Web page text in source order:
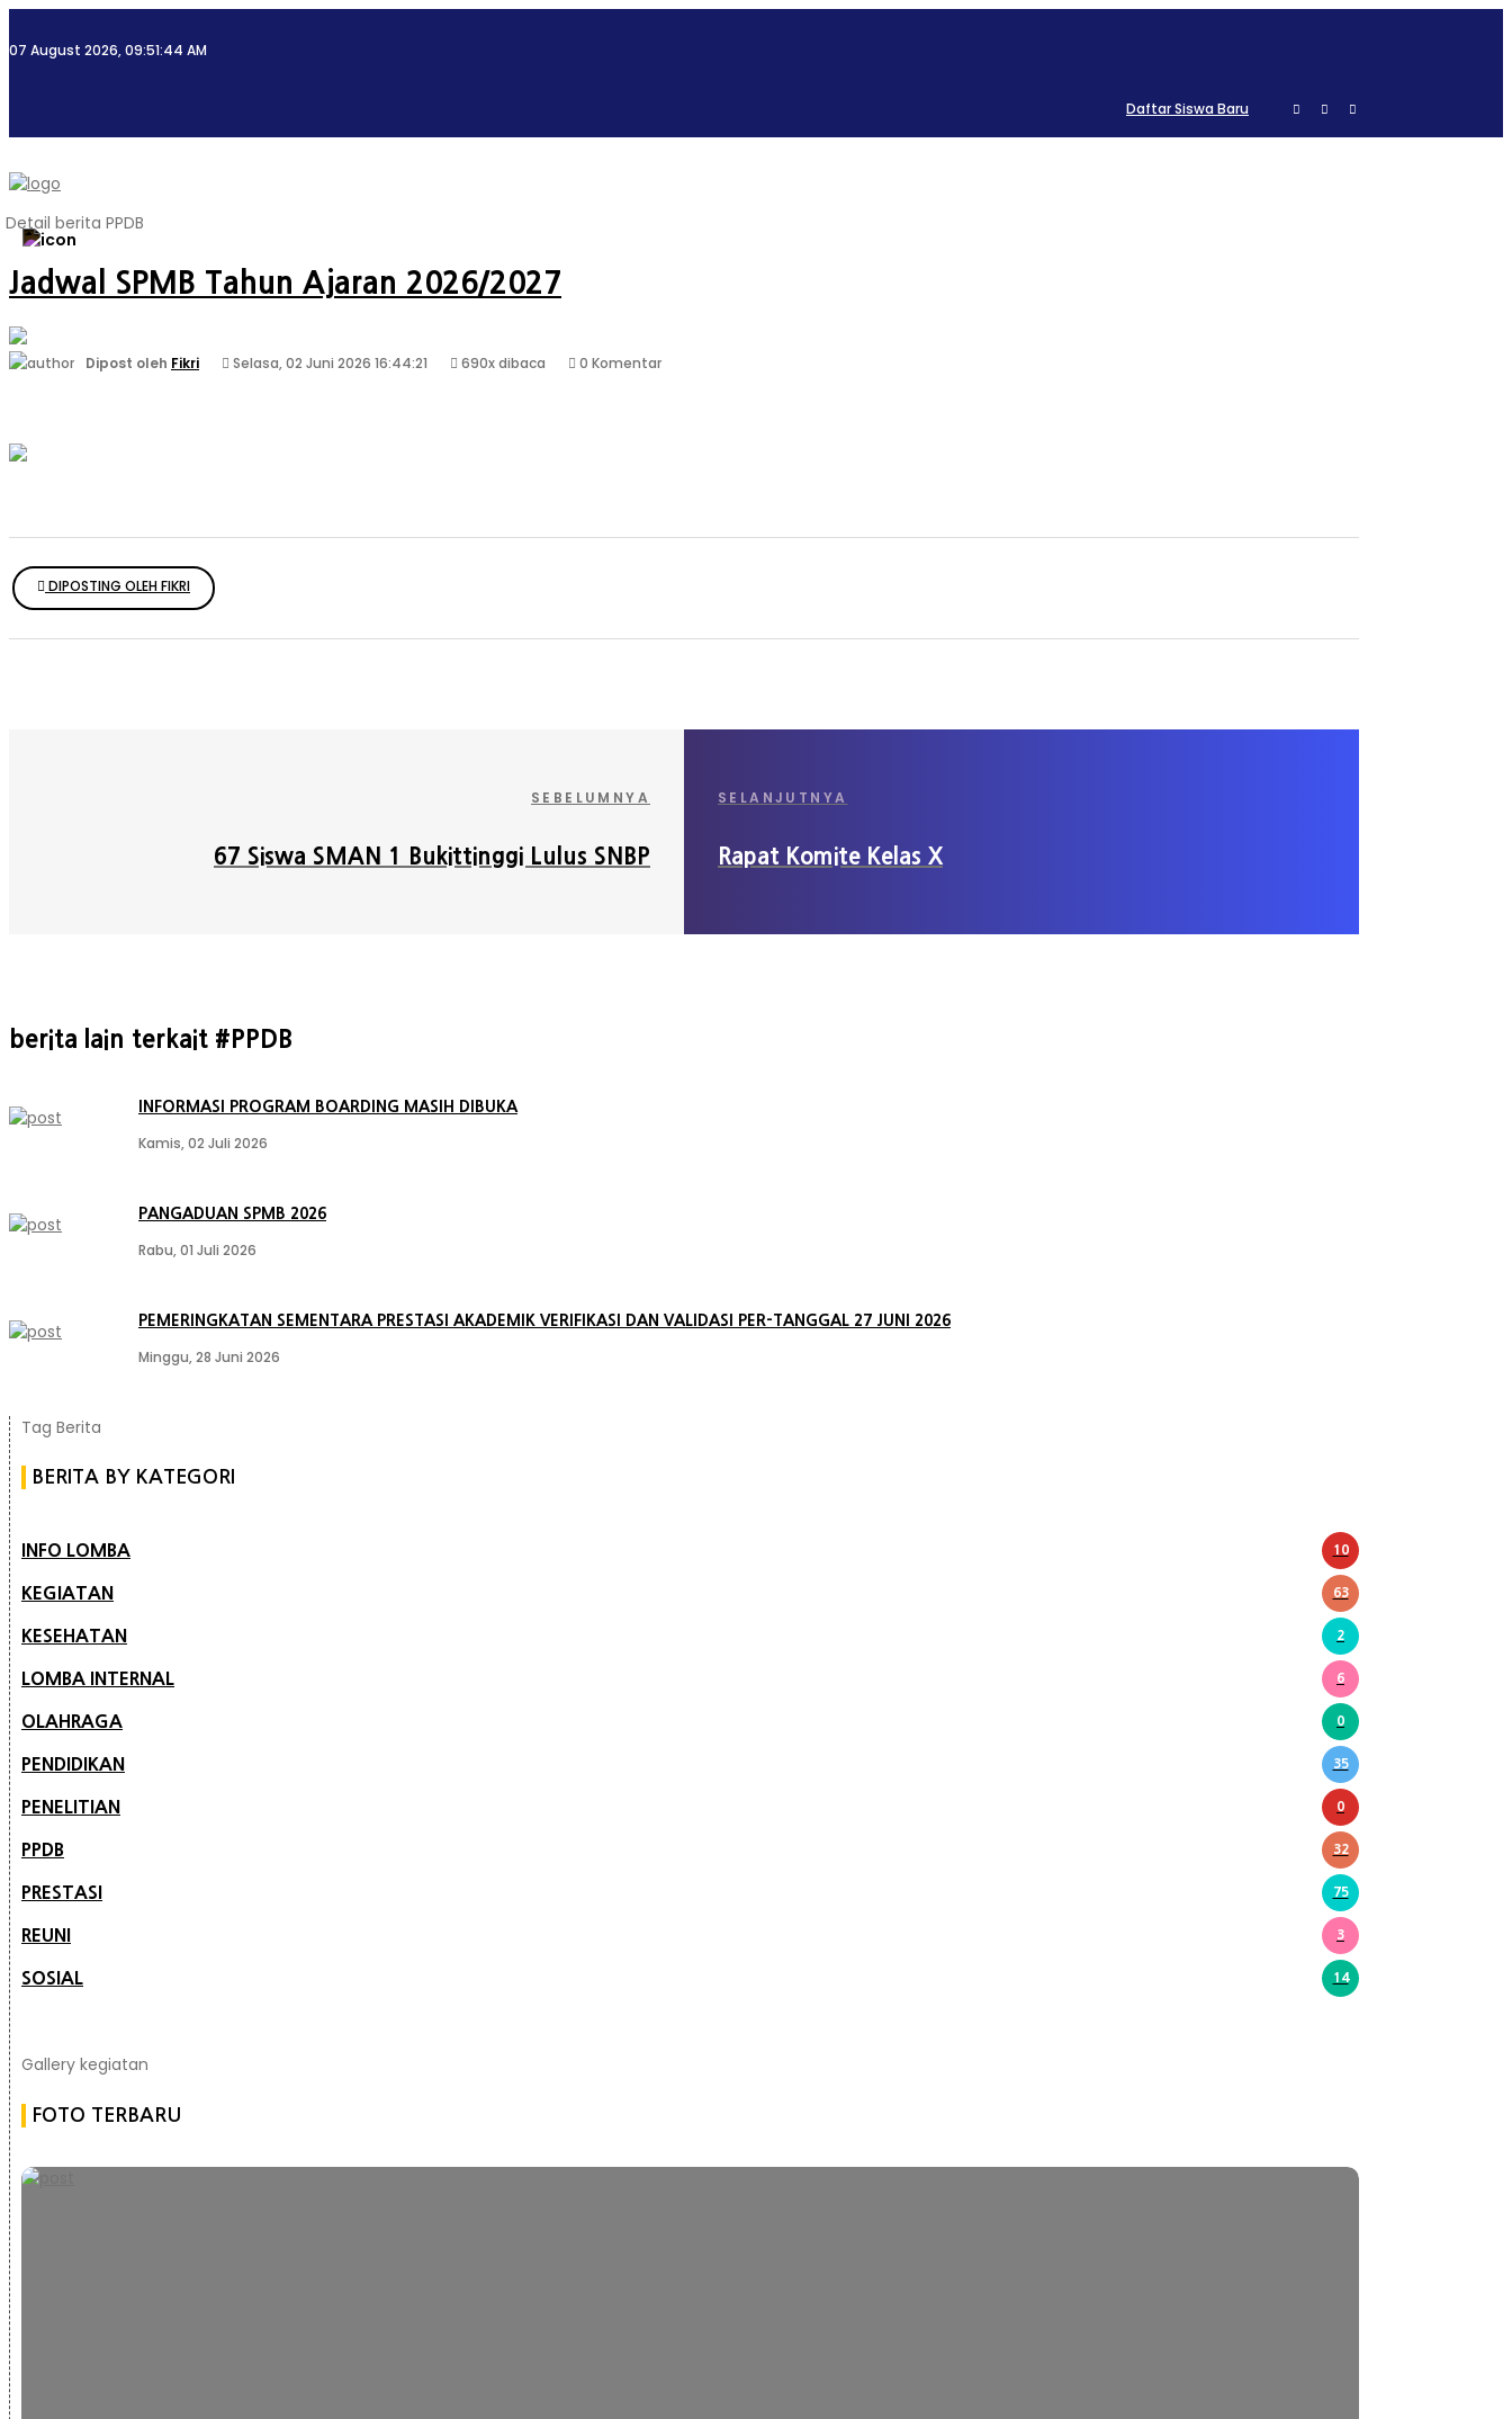
07 August 2026, 09:51:44 AM
Daftar Siswa Baru
Detail berita PPDB
Jadwal SPMB Tahun Ajaran 2026/2027
Dipost oleh Fikri Selasa, 02 Juni 2026 16:44:21 690x dibaca 0 Komentar
DIPOSTING OLEH FIKRI
SEBELUMNYA
67 Siswa SMAN 1 Bukittinggi Lulus SNBP
SELANJUTNYA
Rapat Komite Kelas X
berita lain terkait #PPDB
INFORMASI PROGRAM BOARDING MASIH DIBUKA
Kamis, 02 Juli 2026
PANGADUAN SPMB 2026
Rabu, 01 Juli 2026
PEMERINGKATAN SEMENTARA PRESTASI AKADEMIK VERIFIKASI DAN VALIDASI PER-TANGGAL 27 JUNI 2026
Minggu, 28 Juni 2026
Tag Berita
BERITA BY KATEGORI
INFO LOMBA 10
KEGIATAN 63
KESEHATAN 2
LOMBA INTERNAL 6
OLAHRAGA 0
PENDIDIKAN 35
PENELITIAN 0
PPDB 32
PRESTASI 75
REUNI 3
SOSIAL 14
Gallery kegiatan
FOTO TERBARU